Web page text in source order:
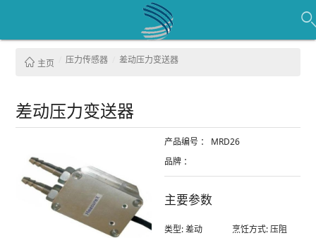
主页 压力传感器 差动压力变送器
差动压力变送器
产品编号 ：
MRD26
品牌 ：
主要参数
类型:差动 烹饪方式:压阻